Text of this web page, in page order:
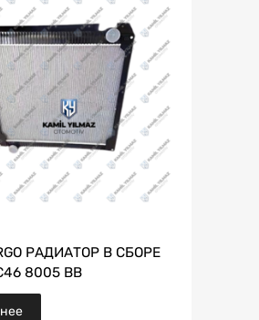
РАДИАТОР В СБОРЕ
8005 BB